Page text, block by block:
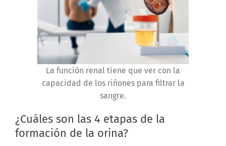
La función renal tiene que ver con la
capacidad de los riñones para filtrar la
sangre.
¿Cuáles son las 4 etapas de la
formación de la orina?